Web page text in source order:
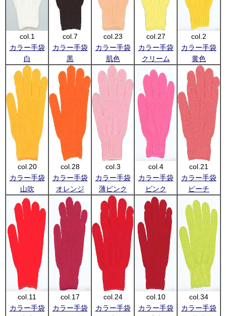
col.1
カラー手袋
白
col.7
カラー手袋
黒
col.23
カラー手袋
肌色
col.27
カラー手袋
クリーム
col.2
カラー手袋
黄色
col.20
カラー手袋
山吹
col.28
カラー手袋
オレンジ
col.3
カラー手袋
薄ピンク
col.4
カラー手袋
ピンク
col.21
カラー手袋
ピーチ
col.11
カラー手袋
col.17
カラー手袋
col.24
カラー手袋
col.10
カラー手袋
col.34
カラー手袋